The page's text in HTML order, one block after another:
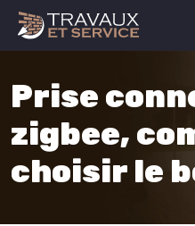
Prise
zigbee,
choisir le